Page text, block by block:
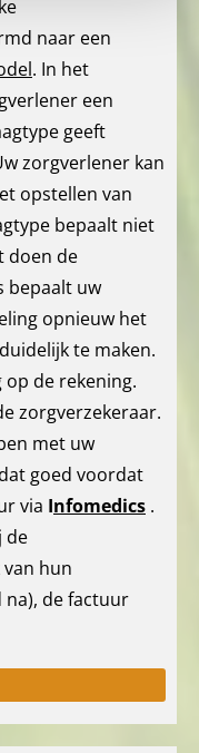
naar een
. In het
een
geeft
zorgverlener kan
opstellen van
bepaalt niet
doen de
bepaalt uw
opnieuw het
te maken.
de rekening.
zorgverzekeraar.
met uw
goed voordat
via Infomedics .
de
hun
na), de factuur